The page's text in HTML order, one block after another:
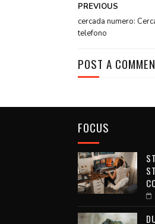
PREVIOUS
cercada numero:
telefono
POST A
FOCUS